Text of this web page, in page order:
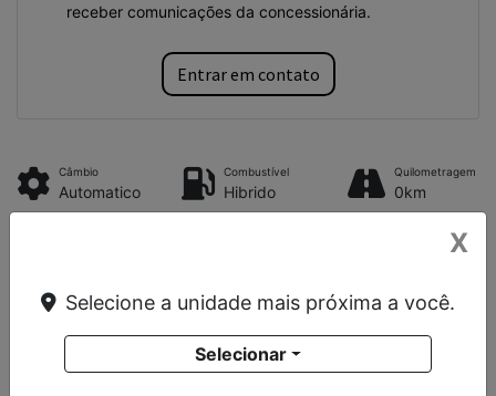
receber comunicações da concessionária.
Entrar em contato
Câmbio
Automatico
Combustível
Hibrido
Quilometragem
0km
X
Selecione a unidade mais próxima a você.
Selecionar